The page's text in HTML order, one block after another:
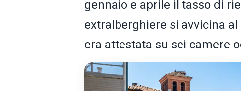
gennaio e aprile il tasso di
extralberghiere si avvicina
era attestata su sei camere